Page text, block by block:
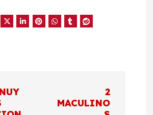
2
MACULINO